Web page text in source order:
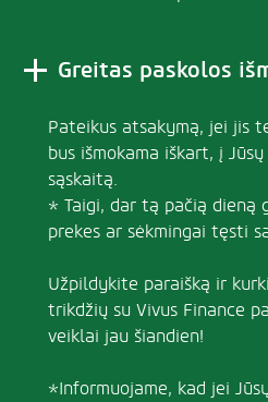
Greitas paskolos
Pateikus atsakymą, jei jis
bus išmokama iškart, į
sąskaitą.
* Taigi, dar tą pačią dieną
prekes ar sėkmingai tęsti
Užpildykite paraišką ir
trikdžių su Vivus Finance
veiklai jau šiandien!
*Informuojame, kad jei